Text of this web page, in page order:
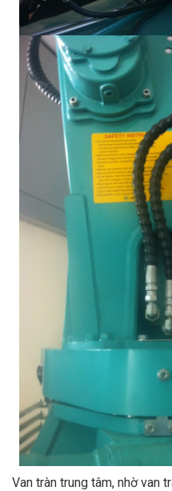
Van tràn trung tâm, nhờ van